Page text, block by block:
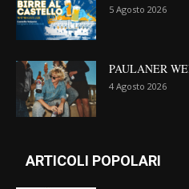
5 Agosto 2026
PAULANER
4 Agosto 2026
ARTICOLI POPOLARI